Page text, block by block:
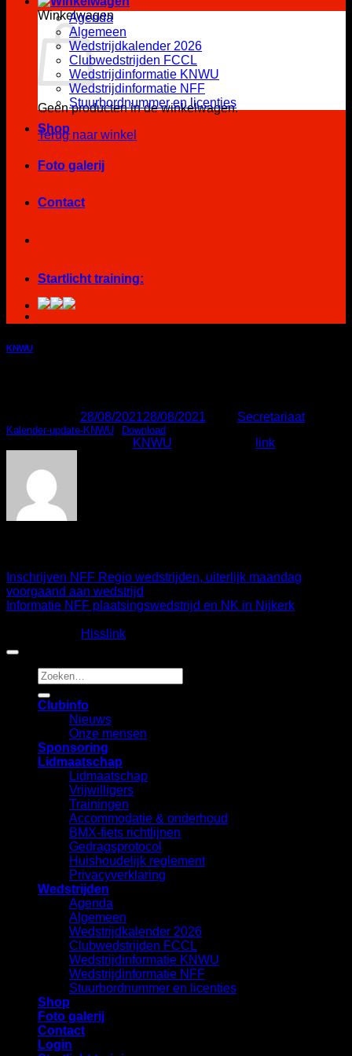
Winkelwagen
Geen producten in de winkelwagen.
Terug naar winkel
Agenda
Algemeen
Wedstrijdkalender 2026
Clubwedstrijden FCCL
Wedstrijdinformatie KNWU
Wedstrijdinformatie NFF
Stuurbordnummer en licenties
Shop
Foto galerij
Contact
Startlicht training:
KNWU
28/08/202128/08/2021 Secretariaat
Kalender-update-KNWU Download
KNWU link
Inschrijven NFF Regio wedstrijden, uiterlijk maandag
voorgaand aan wedstrijd
Informatie NFF plaatsingswedstrijd en NK in Nijkerk
Hisslink
Zoeken
naar:
Clubinfo
Nieuws
Onze mensen
Sponsoring
Lidmaatschap
Lidmaatschap
Vrijwilligers
Trainingen
Accommodatie & onderhoud
BMX-fiets richtlijnen
Gedragsprotocol
Huishoudelijk reglement
Privacyverklaring
Wedstrijden
Agenda
Algemeen
Wedstrijdkalender 2026
Clubwedstrijden FCCL
Wedstrijdinformatie KNWU
Wedstrijdinformatie NFF
Stuurbordnummer en licenties
Shop
Foto galerij
Contact
Login